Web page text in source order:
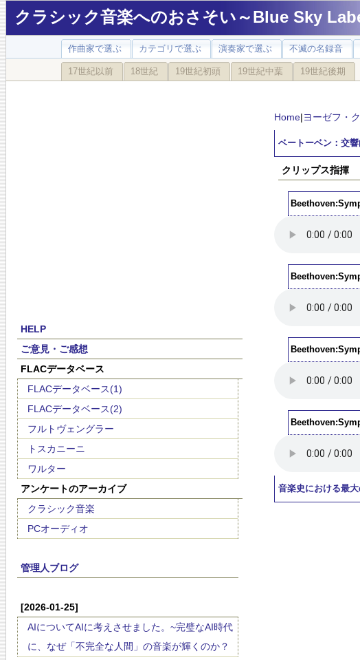
クラシック音楽へのおさそい～Blue Sky
作曲家で選ぶ カテゴリで選ぶ 演奏家で選ぶ 不滅の名録音
17世紀以前 18世紀 19世紀初頭 19世紀中葉 19世紀後期
HELP
ご意見・ご感想
FLACデータベース
FLACデータベース(1)
FLACデータベース(2)
フルトヴェングラー
トスカニーニ
ワルター
アンケートのアーカイブ
クラシック音楽
PCオーディオ
管理人ブログ
[2026-01-25]
AIについてAIに考えさせました。~完璧なAI時代
に、なぜ「不完全な人間」の音楽が輝くのか？
Home|ヨーゼフ・
ベートーベン：交
クリップス指揮
音楽史における最